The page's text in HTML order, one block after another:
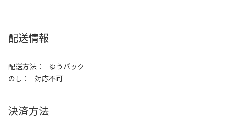
配送情報
配送方法
ゆうパック
のし
対応不可
決済方法